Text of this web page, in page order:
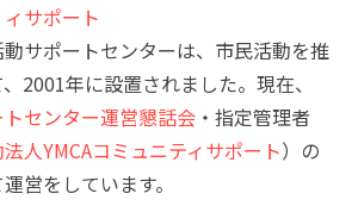
ィサポート
サポートセンターは、市民活動を推
2001年に設置されました。現在、
センター運営懇話会 ・指定管理者
人YMCAコミュニティサポート）の
営をしています。